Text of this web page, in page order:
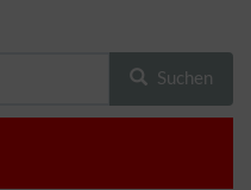
Suchen